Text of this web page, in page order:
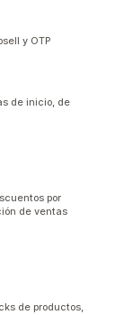
y OTP
de inicio, de
por
de ventas
de productos,